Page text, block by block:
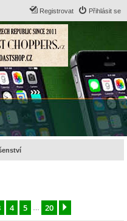
Přihlásit se
Registrovat
204 5 20